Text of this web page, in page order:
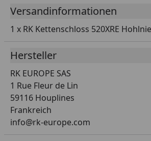
Versandinformationen
1 x RK Kettenschloss 520XRE
Hersteller
RK EUROPE SAS
1 Rue Fleur de Lin
59116 Houplines
Frankreich
info@rk-europe.com